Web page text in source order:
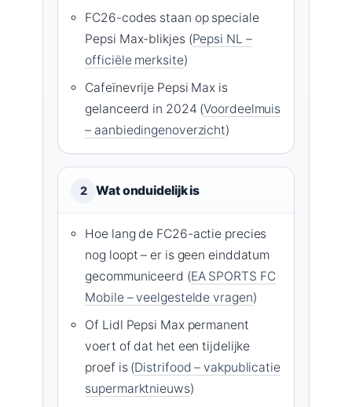
FC26-codes staan op speciale
Pepsi Max-blikjes (Pepsi NL –
officiële merksite)
Cafeïnevrije Pepsi Max is
gelanceerd in 2024 (Voordeelmuis
– aanbiedingenoverzicht)
2 Wat onduidelijk is
Hoe lang de FC26-actie precies
nog loopt – er is geen einddatum
gecommuniceerd (EA SPORTS FC
Mobile – veelgestelde vragen)
Of Lidl Pepsi Max permanent
voert of dat het een tijdelijke
proef is (Distrifood – vakpublicatie
supermarktnieuws)